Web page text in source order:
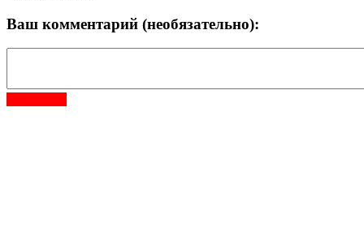
Ваш комментарий (необязательно):